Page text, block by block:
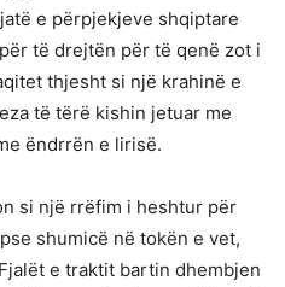
e përpjekjeve shqiptare
të drejtën për të qenë zot i
thjesht si një krahinë e
të tërë kishin jetuar me
ëndrrën e lirisë.
si një rrëfim i heshtur për
shumicë në tokën e vet,
e traktit bartin dhembjen